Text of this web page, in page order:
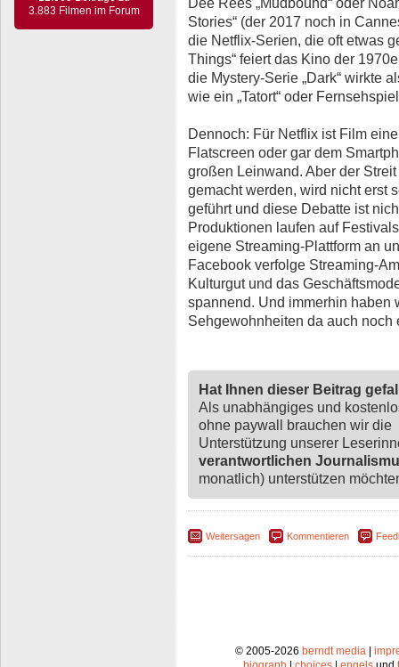
3.883 Filmen im Forum
Stories“ (der 2017 noch in
die Netflix-Serien, die oft etwas
Things“ feiert das Kino der
die Mystery-Serie „Dark“ wirkte
wie ein „Tatort“ oder
Dennoch: Für Netflix ist Film
Flatscreen oder gar dem
großen Leinwand. Aber der
gemacht werden, wird nicht erst
geführt und diese Debatte ist
Produktionen laufen auf
eigene Streaming-Plattform an
Facebook verfolge Streaming-
Kulturgut und das
spannend. Und immerhin haben
Sehgewohnheiten da auch noch
Hat Ihnen dieser Beitrag
Als unabhängiges und
ohne paywall brauchen wir die
Unterstützung unserer
verantwortlichen
monatlich) unterstützen
Weitersagen Kommentieren
© 2005-2026 berndt media|